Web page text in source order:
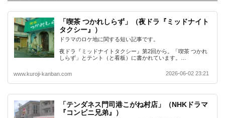
「喫茶 つかれしらず」（夜ドラ『ミッドナイト
タクシー』）
ドラマのロケ地に関する短い記事です。
夜ドラ『ミッドナイトタクシー』第2回から。「喫茶 つかれ
しらず」とテント（と看板）に書かれています。…
www.kuroji-kanban.com 2026-06-02 23:21
「テンダネス門司港こがね村店」（NHKドラマ
『コンビニ兄弟』）